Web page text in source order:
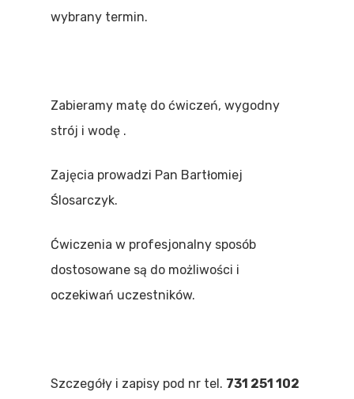
wybrany termin.
Zabieramy matę do ćwiczeń, wygodny
strój i wodę .
Zajęcia prowadzi Pan Bartłomiej
Ślosarczyk.
Ćwiczenia w profesjonalny sposób
dostosowane są do możliwości i
oczekiwań uczestników.
Szczegóły i zapisy pod nr tel. 731 251 102